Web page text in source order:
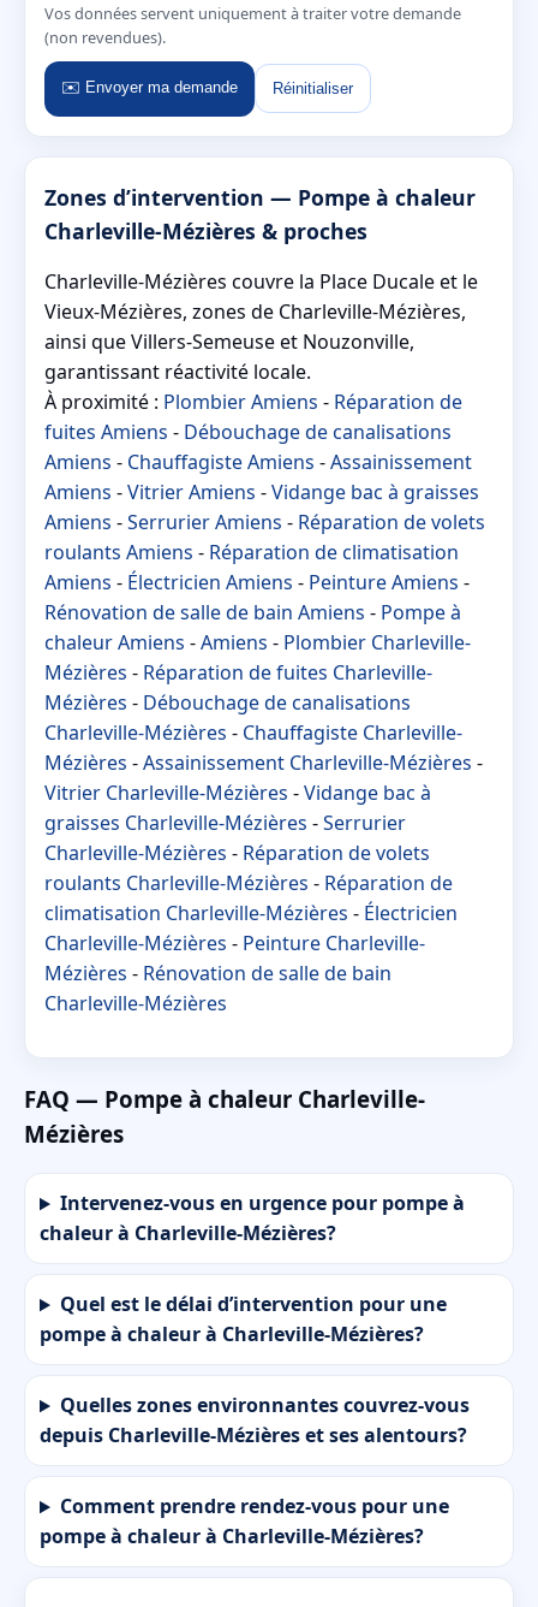
Vos données servent uniquement à traiter votre demande
(non revendues).
✉️ Envoyer ma demande Réinitialiser
Zones d’intervention — Pompe à chaleur
Charleville-Mézières & proches
Charleville-Mézières couvre la Place Ducale et le
Vieux-Mézières, zones de Charleville-Mézières,
ainsi que Villers-Semeuse et Nouzonville,
garantissant réactivité locale.
À proximité : Plombier Amiens - Réparation de
fuites Amiens - Débouchage de canalisations
Amiens - Chauffagiste Amiens -Assainissement
Amiens -Vitrier Amiens -Vidange bac à graisses
Amiens -Serrurier Amiens - Réparation de volets
roulants Amiens - Réparation de climatisation
Amiens - Électricien Amiens - Peinture Amiens -
Rénovation de salle de bain Amiens - Pompe à
chaleur Amiens -Amiens - Plombier Charleville-
Mézières - Réparation de fuites Charleville-
Mézières - Débouchage de canalisations
Charleville-Mézières - Chauffagiste Charleville-
Mézières -Assainissement Charleville-Mézières -
Vitrier Charleville-Mézières -Vidange bac à
graisses Charleville-Mézières -Serrurier
Charleville-Mézières - Réparation de volets
roulants Charleville-Mézières - Réparation de
climatisation Charleville-Mézières - Électricien
Charleville-Mézières - Peinture Charleville-
Mézières - Rénovation de salle de bain
Charleville-Mézières
FAQ — Pompe à chaleur Charleville-
Mézières
Intervenez-vous en urgence pour pompe à
chaleur à Charleville-Mézières?
Quel est le délai d’intervention pour une
pompe à chaleur à Charleville-Mézières?
Quelles zones environnantes couvrez-vous
depuis Charleville-Mézières et ses alentours?
Comment prendre rendez-vous pour une
pompe à chaleur à Charleville-Mézières?